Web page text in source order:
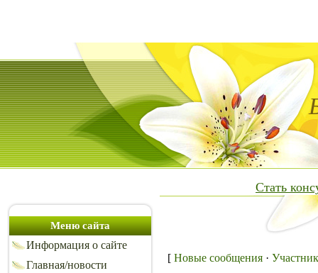
Стать
Меню сайта
Информация о сайте
Главная/новости
[ Новые сообщения ·